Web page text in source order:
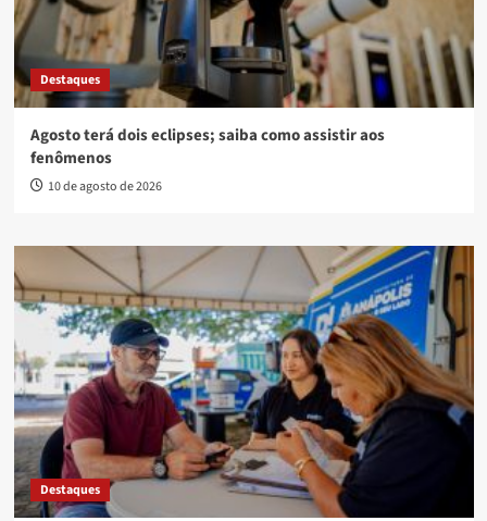
Destaques
Agosto terá dois eclipses; saiba como assistir aos
fenômenos
10 de agosto de 2026
Destaques